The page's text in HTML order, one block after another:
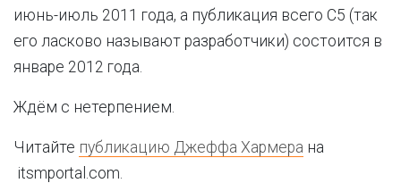
июнь-июль 2011 года, а публикация всего C5 (так
его ласково называют разработчики) состоится в
январе 2012 года.
Ждём с нетерпением.
Читайте публикацию Джеффа Хармера на
itsmportal.com.